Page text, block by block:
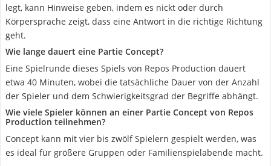
legt, kann Hinweise geben, indem es nickt oder durch
Körpersprache zeigt, dass eine Antwort in die richtige Richtung
geht.
Wie lange dauert eine Partie Concept?
Eine Spielrunde dieses Spiels von Repos Production dauert
etwa 40 Minuten, wobei die tatsächliche Dauer von der Anzahl
der Spieler und dem Schwierigkeitsgrad der Begriffe abhängt.
Wie viele Spieler können an einer Partie Concept von Repos
Production teilnehmen?
Concept kann mit vier bis zwölf Spielern gespielt werden, was
es ideal für größere Gruppen oder Familienspielabende macht.